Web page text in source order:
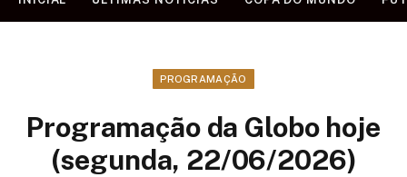
PROGRAMAÇÃO
Programação da Globo hoje
(segunda, 22/06/2026)